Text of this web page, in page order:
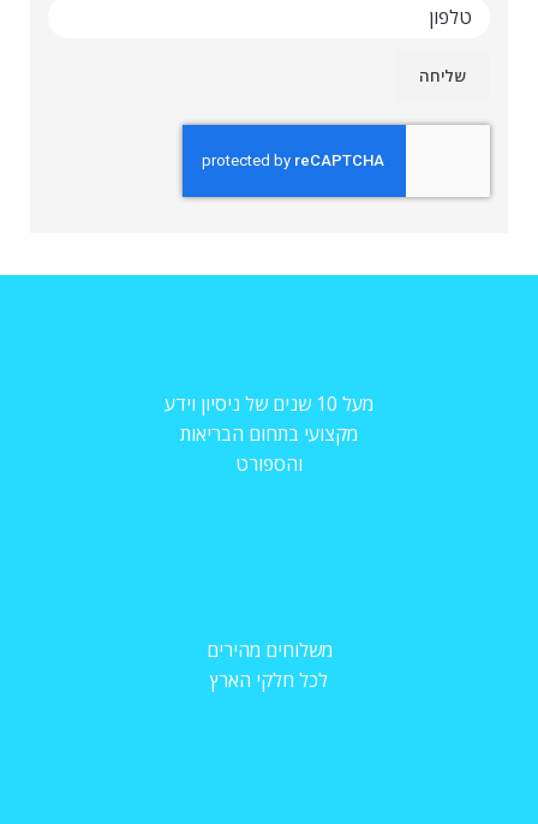
מעל 10 שנים של ניסיון וידע
מקצועי בתחום הבריאות
והספורט
משלוחים מהירים
לכל חלקי הארץ